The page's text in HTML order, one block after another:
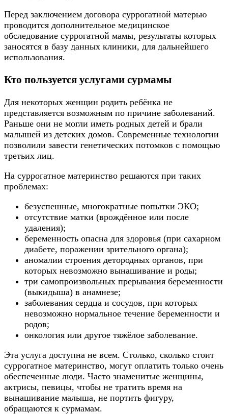
Перед заключением договора суррогатной матерью
проводится дополнительное медицинское
обследование суррогатной мамы, результаты которых
заносятся в базу данных клиники, для дальнейшего
использования.
Кто пользуется услугами сурмамы
Для некоторых женщин родить ребёнка не
представляется возможным по причине заболеваний.
Раньше они не могли иметь родных детей и брали
малышей из детских домов. Современные технологии
позволили завести генетических потомков с помощью
третьих лиц.
На суррогатное материнство решаются при таких
проблемах:
безуспешные, многократные попытки ЭКО;
отсутствие матки (врождённое или после
удаления);
беременность опасна для здоровья (при сахарном
диабете, поражении зрительного органа);
аномалии строения детородных органов, при
которых невозможно вынашивание и роды;
три самопроизвольных прерывания беременности
(выкидыша) в анамнезе;
заболевания сердца и сосудов, при которых
невозможно нормальное течение беременности и
родов;
онкология или другое тяжёлое заболевание.
Эта услуга доступна не всем. Столько, сколько стоит
суррогатное материнство, могут оплатить только очень
обеспеченные люди. Часто знаменитые женщины,
актрисы, певицы, чтобы не тратить время на
вынашивание малыша, не портить фигуру,
обращаются к сурмамам.